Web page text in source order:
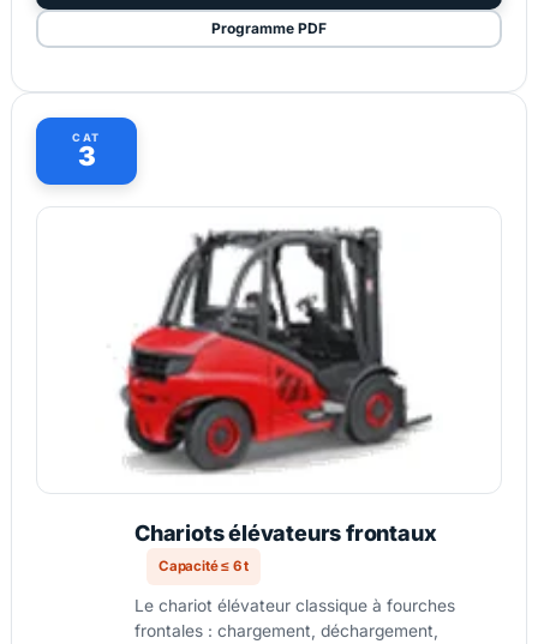
Programme PDF
CAT
3
Chariots élévateurs frontaux
Capacité ≤ 6 t
Le chariot élévateur classique à fourches
frontales : chargement, déchargement,